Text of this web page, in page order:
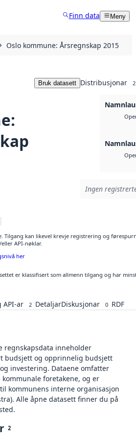
Finn data Meny
Oslo kommune: Årsregnskap 2015
Bruk datasett Distribusjonar 2
Ingen
Tilgang kan likevel krevje registrering og
API-nøklar.
her
er klassifisert som allmenn tilgang og har
API-ar 2 DetaljarDiskusjonar 0 RDF
regnskapsdata inneholder
budsjett og opprinnelig budsjett
investering. Dataene omfatter
kommunale foretakene, og er
kommunens interne organisasjon
Alle åpne datasett finner du på
2